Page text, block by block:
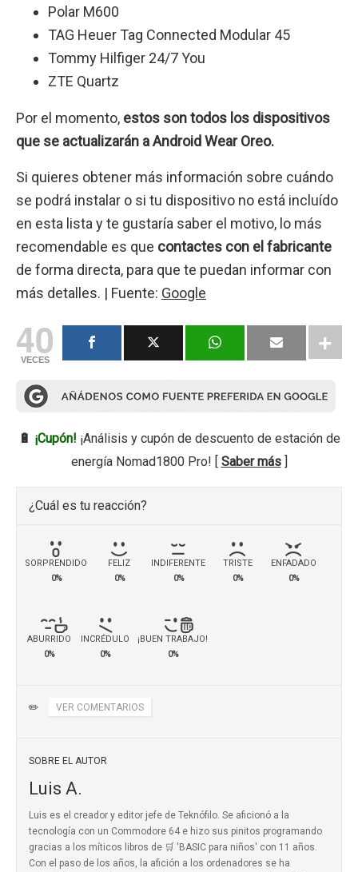
Polar M600
TAG Heuer Tag Connected Modular 45
Tommy Hilfiger 24/7 You
ZTE Quartz
Por el momento, estos son todos los dispositivos
que se actualizarán a Android Wear Oreo.
Si quieres obtener más información sobre cuándo
se podrá instalar o si tu dispositivo no está incluído
en esta lista y te gustaría saber el motivo, lo más
recomendable es que contactes con el fabricante
de forma directa, para que te puedan informar con
más detalles. | Fuente: Google
40
VECES
🔋 ¡Cupón! ¡Análisis y cupón de descuento de estación de
energía Nomad1800 Pro! [ Saber más]
¿Cuál es tu reacción?
SORPRENDIDO
0%
FELIZ
0%
INDIFERENTE
0%
TRISTE
0%
ENFADADO
0%
ABURRIDO
0%
INCRÉDULO
0%
¡BUEN TRABAJO!
0%
✏️ VER COMENTARIOS
SOBRE EL AUTOR
Luis A.
Luis es el creador y editor jefe de Teknófilo. Se aficionó a la
tecnología con un Commodore 64 e hizo sus pinitos programando
gracias a los míticos libros de 🛒 'BASIC para niños' con 11 años.
Con el paso de los años, la afición a los ordenadores se ha